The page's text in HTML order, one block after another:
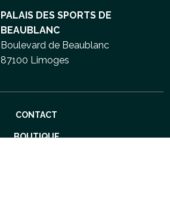
PALAIS DES SPORTS DE
BEAUBLANC
Boulevard de Beaublanc
87100 Limoges
CONTACT
BOUTIQUE